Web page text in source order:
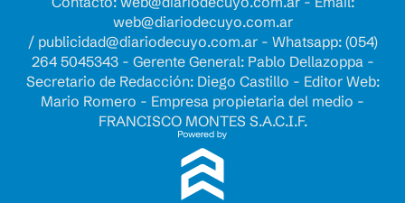
web@diariodecuyo.com.ar
/ publicidad@diariodecuyo.com.ar- Whatsapp: (054)
264 5045343 - Gerente General: Pablo Dellazoppa -
Secretario de Redacción: Diego Castillo - Editor Web:
Mario Romero - Empresa propietaria del medio -
FRANCISCO MONTES S.A.C.I.F.